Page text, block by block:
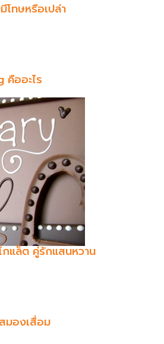
ทษหรือเปล่า
คืออะไร
กแล็ต คู่รักแสนหวาน
มองเสื่อม